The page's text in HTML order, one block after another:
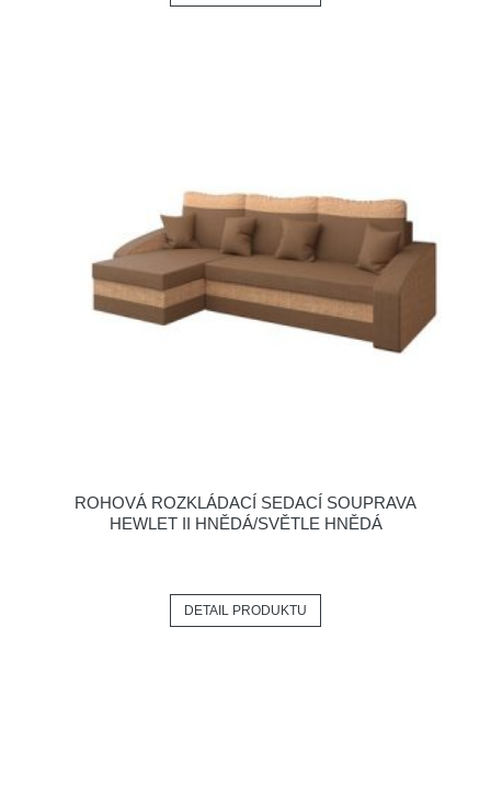
ROHOVÁ ROZKLÁDACÍ SEDACÍ SOUPRAVA
HEWLET II HNĚDÁ/SVĚTLE HNĚDÁ
DETAIL PRODUKTU